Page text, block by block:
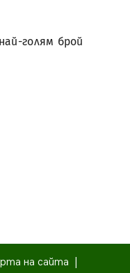
голям брой
на сайта